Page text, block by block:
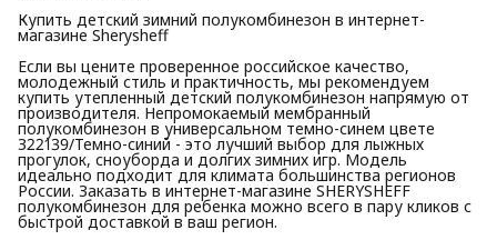
Купить детский зимний полукомбинезон в интернет-
магазине Sherysheff
Если вы цените проверенное российское качество,
молодежный стиль и практичность, мы рекомендуем
купить утепленный детский полукомбинезон напрямую от
производителя. Непромокаемый мембранный
полукомбинезон в универсальном темно-синем цвете
З22139/Темно-синий - это лучший выбор для лыжных
прогулок, сноуборда и долгих зимних игр. Модель
идеально подходит для климата большинства регионов
России. Заказать в интернет-магазине SHERYSHEFF
полукомбинезон для ребенка можно всего в пару кликов с
быстрой доставкой в ваш регион.